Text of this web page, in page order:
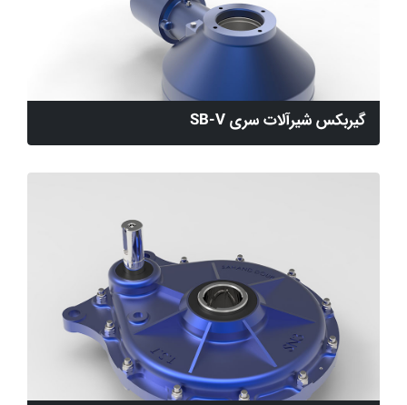
گیربکس شیرآلات سری SB-V